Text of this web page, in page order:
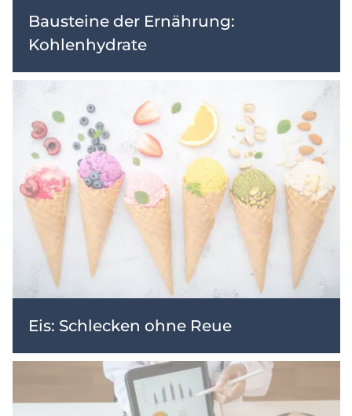
Bausteine der Ernährung:
Kohlenhydrate
Eis: Schlecken ohne Reue